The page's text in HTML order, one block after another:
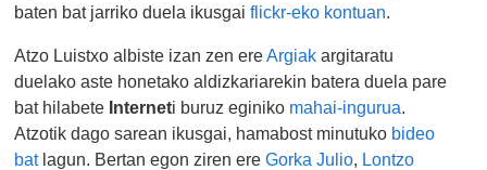
baten bat jarriko duela ikusgaiflickr-eko kontuan.
Atzo Luistxo albiste izan zen ereArgiak argitaratu
duelako aste honetako aldizkariarekin batera duela pare
bat hilabete Interneti buruz eginiko mahai-ingurua.
Atzotik dago sarean ikusgai, hamabost minutuko bideo
batlagun. Bertan egon ziren ereGorka Julio, Lontzo